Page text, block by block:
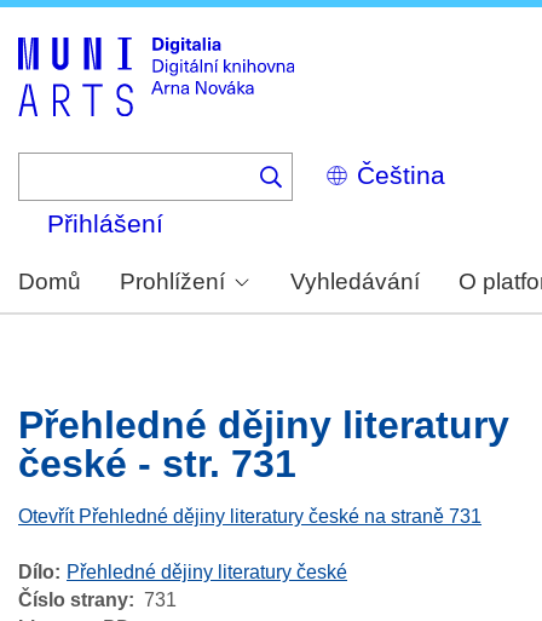
Select
your
Přihlášení
Domů Prohlížení Vyhledávání O
Přehledné dějiny literatury
české - str. 731
Otevřít Přehledné dějiny literatury české na straně 731
Dílo
Přehledné dějiny literatury české
Číslo strany
731